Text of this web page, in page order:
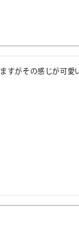
すがその感じが可